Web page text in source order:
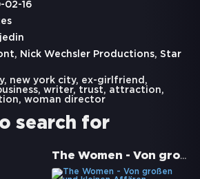
02-16
Nick Wechsler Productions, Star
, new york city, ex-girlfriend ,
, writer, trust, attraction,
, woman director
search for
The Women - Von großen und kleinen Affären